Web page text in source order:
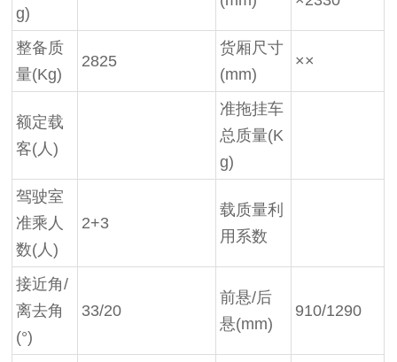
g)
整备质
量(Kg)
2825
货厢尺寸
(mm)
××
额定载
客(人)
准拖挂车
总质量(K
g)
驾驶室
准乘人
数(人)
2+3
载质量利
用系数
接近角/
离去角
(°)
33/20
前悬/后
悬(mm)
910/1290